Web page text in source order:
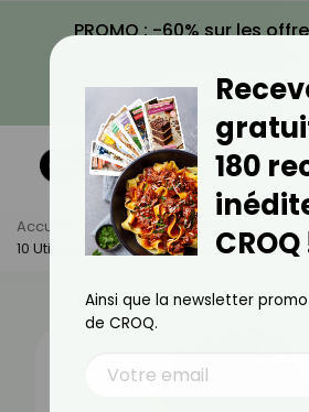
PROMO : -60% sur les
VOIR LA
Accueil Actus
Bien-Être
10 Utilisations Méconnues Du Savon Noir
180
CROQ
Ainsi que la newsletter
de CROQ.